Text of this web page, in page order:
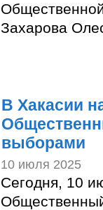
Захарова
В Хакасии
выборами
10 июля 2025
Сегодня, 10